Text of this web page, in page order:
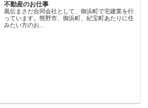
不動産のお仕事
風伝まさだ合同会社として、御浜町で宅建業を行
っています。熊野市、御浜町、紀宝町あたりに住
みたい方のお...